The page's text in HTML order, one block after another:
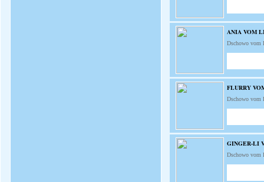
ANIA VOM
Dschowo vom
FLURRY
Dschowo vom
GINGER-LI
Dschowo vom